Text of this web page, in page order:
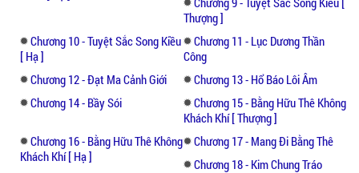
- Truyện đã hoàn thành và khá dài với gần
600 chương, khá yy nhưng không não tàn,
mời bạn đọc cùng thưởng thức.
Thượng ]
Chương 10 - Tuyệt Sắc Song Kiều
[ Hạ ]
Chương 11 - Lục Dương Thần
Công
Chương 12 - Đạt Ma Cảnh Giới
Chương 13 - Hổ Báo Lôi Âm
Chương 14 - Bầy Sói
Chương 15 - Bằng Hữu Thê Không
Khách Khí [ Thượng ]
Chương 16 - Bằng Hữu Thê Không
Khách Khí [ Hạ ]
Chương 17 - Mang Đi Bằng Thê
Chương 18 - Kim Chung Tráo